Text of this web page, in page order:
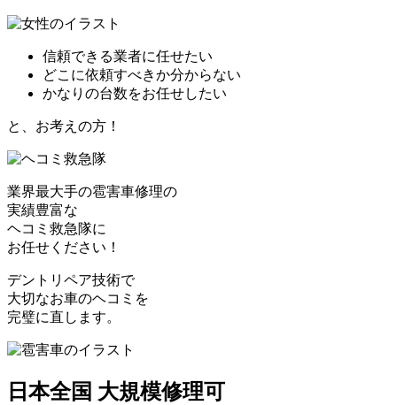
信頼できる業者に任せたい
どこに依頼すべきか分からない
かなりの台数をお任せしたい
と、お考えの方！
業界最大手の雹害車修理の
実績豊富な
ヘコミ救急隊に
お任せください！
デントリペア技術で
大切なお車のヘコミを
完璧に直します。
日本全国 大規模修理可